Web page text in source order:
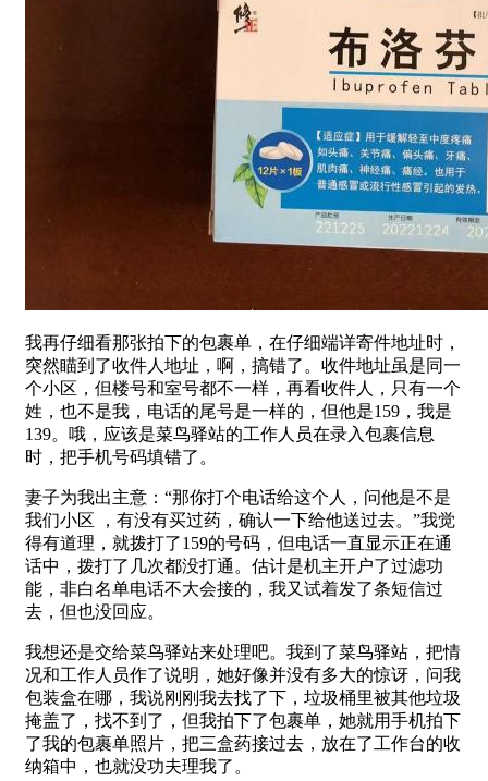
我再仔细看那张拍下的包裹单，在仔细端详寄件地址时，
突然瞄到了收件人地址，啊，搞错了。收件地址虽是同一
个小区，但楼号和室号都不一样，再看收件人，只有一个
姓，也不是我，电话的尾号是一样的，但他是159，我是
139。哦，应该是菜鸟驿站的工作人员在录入包裹信息
时，把手机号码填错了。
妻子为我出主意：“那你打个电话给这个人，问他是不是
我们小区 ，有没有买过药，确认一下给他送过去。”我觉
得有道理，就拨打了159的号码，但电话一直显示正在通
话中，拨打了几次都没打通。估计是机主开户了过滤功
能，非白名单电话不大会接的，我又试着发了条短信过
去，但也没回应。
我想还是交给菜鸟驿站来处理吧。我到了菜鸟驿站，把情
况和工作人员作了说明，她好像并没有多大的惊讶，问我
包装盒在哪，我说刚刚我去找了下，垃圾桶里被其他垃圾
掩盖了，找不到了，但我拍下了包裹单，她就用手机拍下
了我的包裹单照片，把三盒药接过去，放在了工作台的收
纳箱中，也就没功夫理我了。